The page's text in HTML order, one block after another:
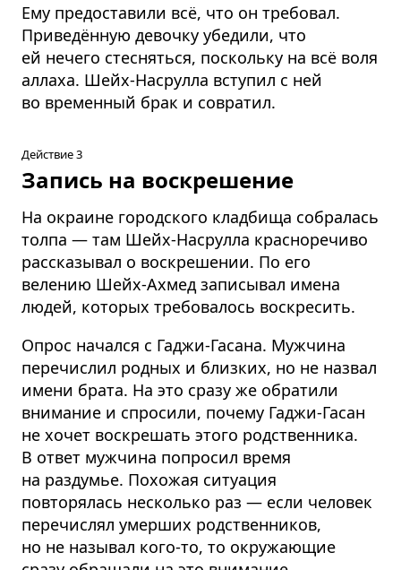
Ему предоставили всё, что он требовал.
Приведённую девочку убедили, что
ей нечего стесняться, поскольку на всё воля
аллаха. Шейх-Насрулла вступил с ней
во временный брак и совратил.
Действие 3
Запись на воскрешение
На окраине городского кладбища собралась
толпа — там Шейх-Насрулла красноречиво
рассказывал о воскрешении. По его
велению Шейх-Ахмед записывал имена
людей, которых требовалось воскресить.
Опрос начался с Гаджи-Гасана. Мужчина
перечислил родных и близких, но не назвал
имени брата. На это сразу же обратили
внимание и спросили, почему Гаджи-Гасан
не хочет воскрешать этого родственника.
В ответ мужчина попросил время
на раздумье. Похожая ситуация
повторялась несколько раз — если человек
перечислял умерших родственников,
но не называл кого-то, то окружающие